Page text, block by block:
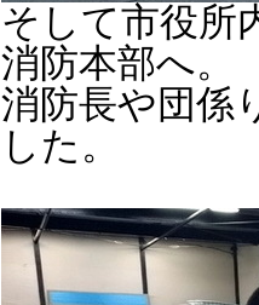
そして市役所
消防本部へ。
消防長や団係
した。